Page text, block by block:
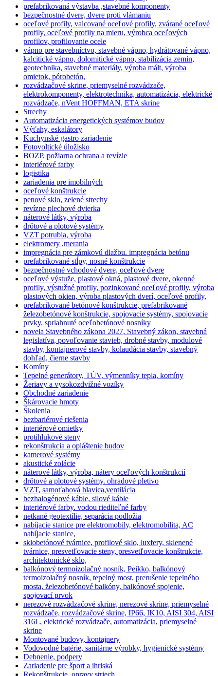
prefabrikovaná výstavba ,stavebné komponenty
bezpečnostné dvere, dvere proti vlámaniu
oceľové profily, valcované oceľové profily, zvárané oceľové
profily, oceľové profily na mieru, výrobca oceľových
profilov, profilovanie ocele
vápno pre stavebníctvo, stavebné vápno, hydrátované vápno,
kalcitické vápno, dolomitické vápno, stabilizácia zemín,
geotechnika, stavebné materiály, výroba mált, výroba
omietok, pórobetón,
rozvádzačové skrine, priemyselné rozvádzače,
elektrokomponenty, elektrotechnika, automatizácia, elektrické
rozvádzače, nVent HOFFMAN, ETA skrine
Strechy
Automatizácia energetických systémov budov
Výťahy, eskalátory
Kuchynské gastro zariadenie
Fotovoltické úložisko
BOZP, požiarna ochrana a revízie
interiérové farby
logistika
zariadenia pre imobilných
oceľové konštrukcie
penové sklo, zelené strechy
revízne plechové dvierka
náterové látky, výroba
drôtové a plotové systémy
VZT potrubia, výroba
elektromery ,merania
impregnácia pre zámkovú dlažbu. impregnácia betónu
prefabrikované stĺpy, nosné konštrukcie
bezpečnostné vchodové dvere, oceľové dvere
oceľové výstuže, plastové okná, plastové dvere, okenné
profily, výstužné profily, pozinkované oceľové profily, výroba
plastových okien, výroba plastových dverí, oceľové profily,
prefabrikované betónové konštrukcie, prefabrikované
železobetónové konštrukcie, spojovacie systémy, spojovacie
prvky, spriahnuté oceľobetónové nosníky
novela Stavebného zákona 2027, Stavebný zákon, stavebná
legislatíva, povoľovanie stavieb, drobné stavby, modulové
stavby, kontajnerové stavby, kolaudácia stavby, stavebný
dohľad, čierne stavby
Komíny
Tepelné generátory, TÚV, výmenníky tepla, komíny
Žeriavy a vysokozdvižné vozíky
Obchodné zariadenie
Škárovacie hmoty
Školenia
bezbariérové riešenia
interiérové omietky
protihlukové steny
rekonštrukcia a opláštenie budov
kamerové systémy
akustické zolácie
náterové látky, výroba, nátery oceľových konštrukcií
drôtové a plotové systémy. ohradové pletivo
VZT, samoťahová hlavica,ventilácia
bezhalogénové káble, silové káble
interiérové farby. vodou riediteľné farby
netkané geotextílie, separácia podložia
nabíjacie stanice pre elektromobily, elektromobilita, AC
nabíjacie stanice,
sklobetónové tvárnice, profilové sklo, luxfery, sklenené
tvárnice, presvetľovacie steny, presvetľovacie konštrukcie,
architektonické sklo,
balkónový termoizolačný nosník, Peikko, balkónový
termoizolačný nosník, tepelný most, prerušenie tepelného
mosta, železobetónové balkóny, balkónové spojenie,
spojovací prvok
nerezové rozvádzačové skrine, nerezové skrine, priemyselné
rozvádzače, rozvádzačové skrine, IP66, IK10, AISI 304, AISI
316L, elektrické rozvádzače, automatizácia, priemyselné
skrine
Montované budovy, kontajnery
Vodovodné batérie, sanitárne výrobky, hygienické systémy
Debnenie, podpery
Zariadenie pre šport a ihriská
Rekonštrukcie, opravy striech